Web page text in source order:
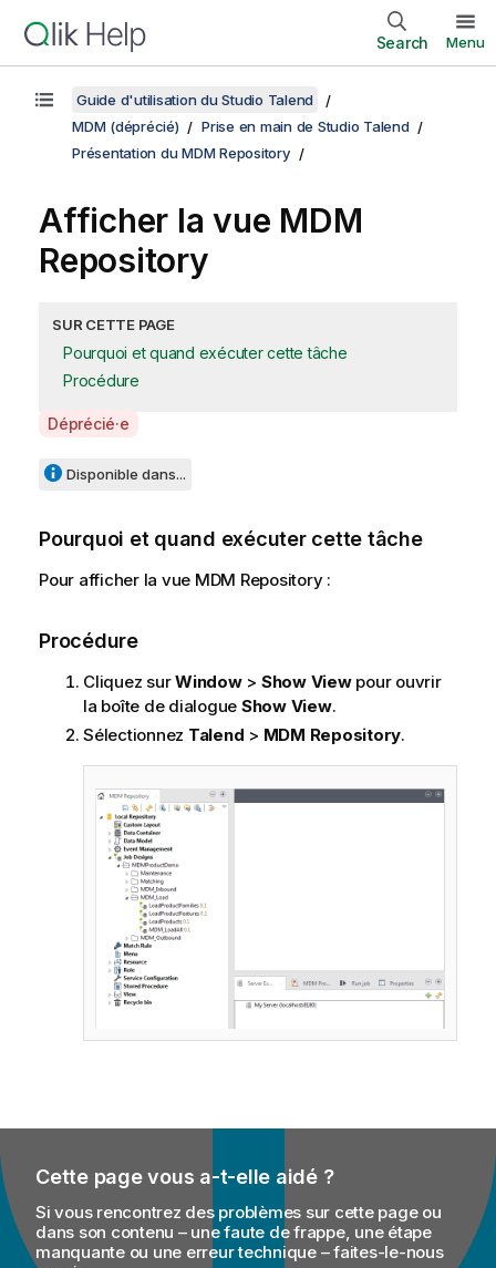
Search Menu
Guide d'utilisation du Studio Talend
MDM (déprécié)
Prise en main de Studio Talend
Présentation du MDM Repository
Afficher la vue MDM
Repository
SUR CETTE PAGE
Pourquoi et quand exécuter cette tâche
Procédure
A
a
a
b
i
Déprécié·e
Disponible dans...
Pourquoi et quand exécuter cette tâche
Pour afficher la vue MDM Repository :
Procédure
Cliquez surWindow> Show Viewpour ouvrir
la boîte de dialogue Show View.
Sélectionnez Talend > MDM Repository.
Cette page vous a-t-elle aidé ?
Si vous rencontrez des problèmes sur cette page ou
dans son contenu – une faute de frappe, une étape
manquante ou une erreur technique – faites-le-nous